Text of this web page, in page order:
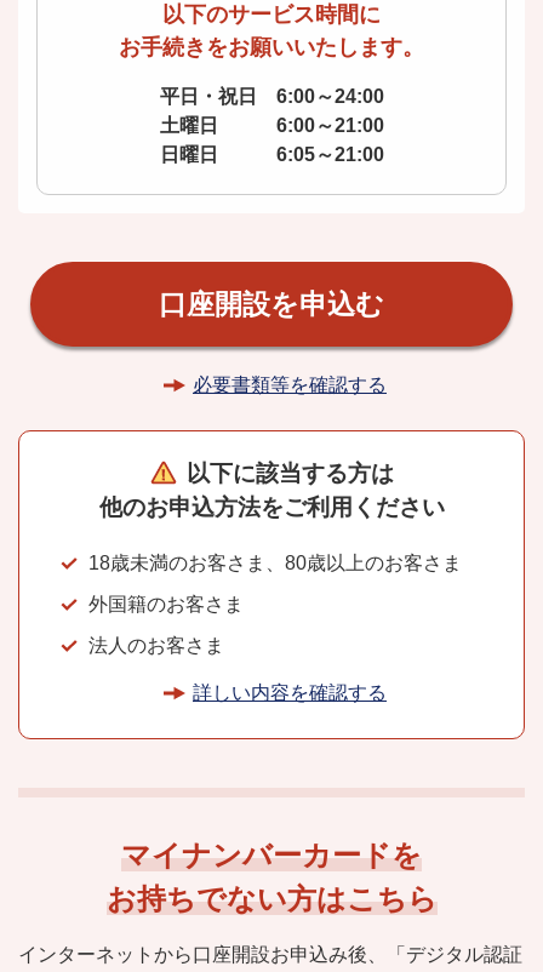
以下のサービス時間に
お手続きをお願いいたします。
平日・祝日 6:00～24:00
土曜日 6:00～21:00
日曜日 6:05～21:00
口座開設を申込む
必要書類等を確認する
以下に該当する方は
他のお申込方法をご利用ください
18歳未満のお客さま、80歳以上のお客さま
外国籍のお客さま
法人のお客さま
詳しい内容を確認する
マイナンバーカードを
お持ちでない方はこちら
インターネットから口座開設お申込み後、
「デジタル認証